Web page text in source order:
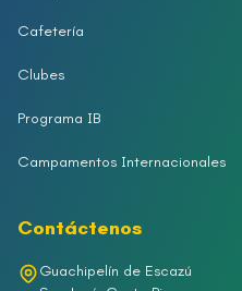
Cafetería
Clubes
Programa IB
Campamentos Internacionales
Contáctenos
Guachipelín de Escazú